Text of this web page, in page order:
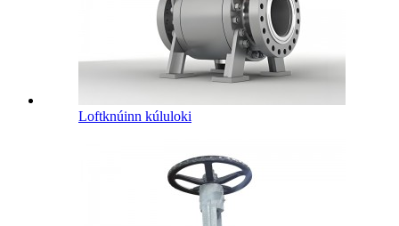
Loftknúinn kúluloki